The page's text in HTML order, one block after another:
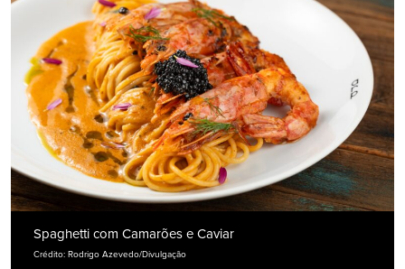
Spaghetti com Camarões e Caviar
Crédito: Rodrigo Azevedo/Divulgação